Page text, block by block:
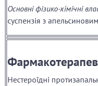
Основні фізико-хімічні
суспензія з
Нестероїдні